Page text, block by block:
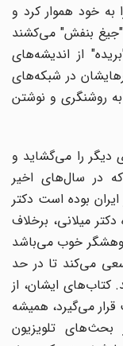
خود هموار کرد و
بنفش" می‌کشند
از اندیشه‌های
در شبکه‌های
و نوشتن
را می‌گشاید و
سال‌های اخیر
بوده است دکتر
میلانی، برخلاف
خوب می‌باشد
می‌کند تا در حد
ایشان، از
می‌گیرد، همیشه
تلویزیون